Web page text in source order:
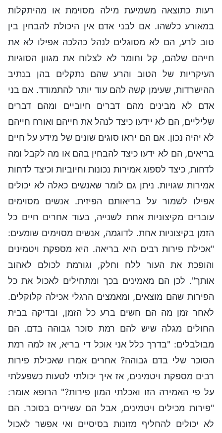
רעות כתוצאה משמיעת מילה מסוימת או מהיתקלות
במאורע כלשהו. אם לבני אדם אין היכולת להבחין בין
טוב לרע, הם לא מסוגלים לנהל כהלכה אפילו לא את
חייהם שלהם, קל וחומר לא לצלוח את מגוון הסוגיות
העיקריות של הטוב והרע שהם נתקלים בהן בנתיב
ההישרדות, שעימן קשה להם עוד יותר להתמודד. אם בני
אדם לא מבינים מהם דברים חיוביים ומהם דברים
שליליים, הם לא יידעו כיצד לנהל את חייהם ואורח חייהם
לא יהיה נכון. אם הם יראו סוגים שונים של מידע על חיים
בריאים, הם לא ידעו כיצד להבחין בהם או מה לקבל ומה
לדחות, כיצד לספוג אמירות נכונות וחיוביות וכיצד לדחות
אמירות שגויות. ניתן גם לומר שאנשים כאלה לא יכולים
אפילו לשמור על בריאותם הפיזית. אנשים מסוימים
עוברים מקיצוניות אחת לשנייה, בעוד אחרים חיים כל
הזמן בקיצוניות אחת. לדוגמה, אנשים מסוימים שומעים:
"אכילת פירות רבים היא בריאה. היא מספקת ויטמינים
והופכת את העור ללח וחלק, וגורמת לכולם לאהוב
אותך". לכן הם מאמינים בכך ומתחילים לאכול את כל
הפירות שהם מוצאים, ומאמצים הרגלי אכילה קלוקלים.
לאחר זמן מה הם חשים ברע כל הזמן, ובדיקה בבית
החולים מגלה שיש להם רמת סוכר גבוהה בדם. הם
מבולבלים: "בדרך כלל אני אוכל די בריא, אז למה רמת
הסוכר שלי בדם גבוהה? אחרים אמרו שאכילת פירות
רבים מספקת ויטמינים, אז איך יכולתי לטעות כשפעלתי
על פי האמירה הזו ואכלתי המון פירות?" הרופא אומר:
"פירות מכילים ויטמינים, אבל הם עשירים בסוכר. הם
לא יכולים להחליף מזונות בסיסיים ואי אפשר לאכול